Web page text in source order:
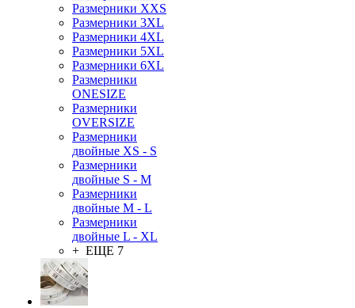
Размерники XXS
Размерники 3XL
Размерники 4XL
Размерники 5XL
Размерники 6XL
Размерники
ONESIZE
Размерники
OVERSIZE
Размерники
двойные XS - S
Размерники
двойные S - M
Размерники
двойные M - L
Размерники
двойные L - XL
+ ЕЩЕ 7